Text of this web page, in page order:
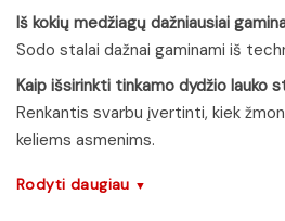
Iš kokių medžiagų dažniausiai
Sodo stalai dažnai gaminami iš
Kaip išsirinkti tinkamo dydžio lauko
Renkantis svarbu įvertinti, kiek
keliems asmenims.
Rodyti daugiau ▼